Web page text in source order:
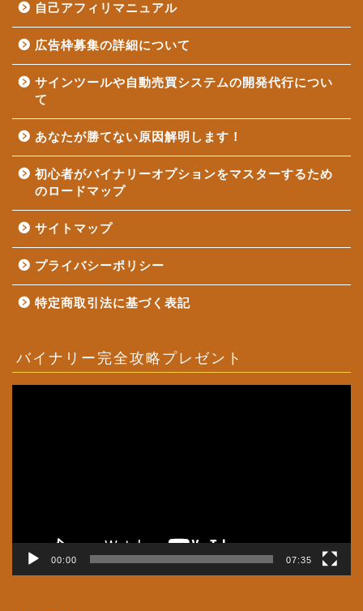
自己アフィリマニュアル
広告枠募集の詳細について
サインツールや自動売買システムの開発代行につい
て
あなたが勝てない原因解明します！
初心者がバイナリーオプションをマスターするため
のロードマップ
サイトマップ
プライバシーポリシー
特定商取引法に基づく表記
バイナリー完全攻略プレゼント
00:00 07:35